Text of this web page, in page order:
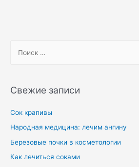
Свежие записи
Сок крапивы
Народная медицина: лечим ангину
Березовые почки в косметологии
Как лечиться соками